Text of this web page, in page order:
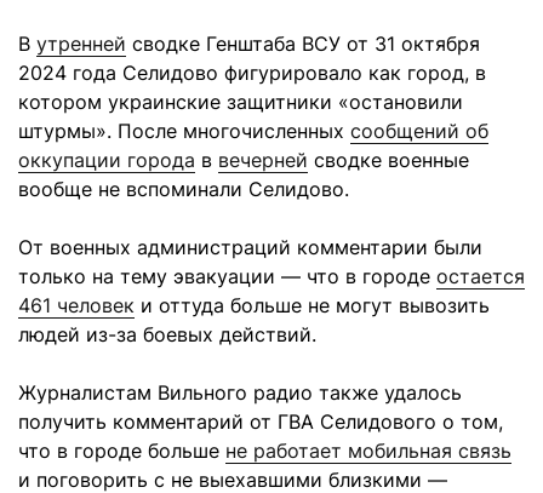
В утренней сводке Генштаба ВСУ от 31 октября
2024 года Селидово фигурировало как город, в
котором украинские защитники «остановили
штурмы». После многочисленных сообщений об
оккупации города в вечерней сводке военные
вообще не вспоминали Селидово.
От военных администраций комментарии были
только на тему эвакуации — что в городе остается
461 человек и оттуда больше не могут вывозить
людей из-за боевых действий.
Журналистам Вильного радио также удалось
получить комментарий от ГВА Селидового о том,
что в городе больше не работает мобильная связь
и поговорить с не выехавшими близкими —